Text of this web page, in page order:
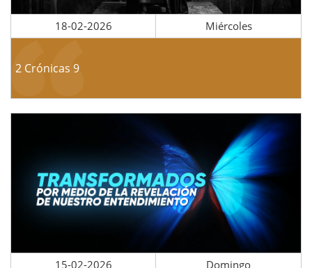
18-02-2026 Miércoles
2 Crónicas 9
15-02-2026 Domingo